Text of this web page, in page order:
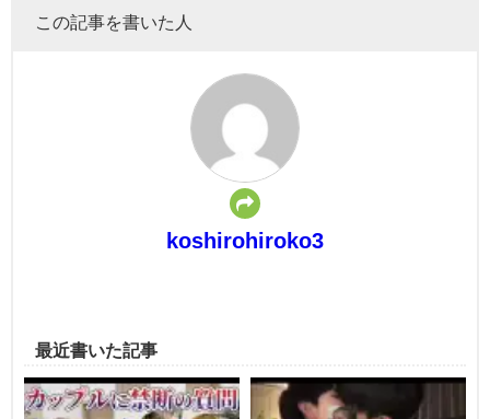
この記事を書いた人
koshirohiroko3
最近書いた記事